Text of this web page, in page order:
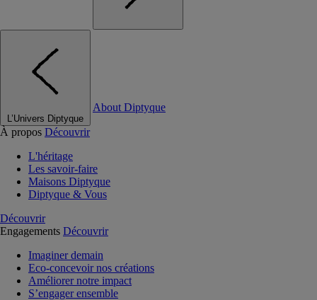
L’Univers Diptyque
About Diptyque
À propos Découvrir
L'héritage
Les savoir-faire
Maisons Diptyque
Diptyque & Vous
Découvrir
Engagements Découvrir
Imaginer demain
Eco-concevoir nos créations
Améliorer notre impact
S’engager ensemble